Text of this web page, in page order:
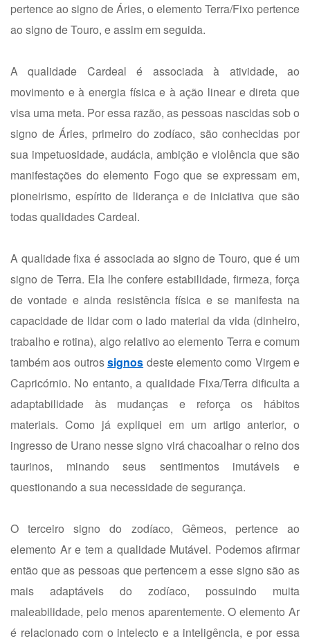
pertence ao signo de Áries, o elemento Terra/Fixo pertence
ao signo de Touro, e assim em seguida.
A qualidade Cardeal é associada à atividade, ao
movimento e à energia física e à ação linear e direta que
visa uma meta. Por essa razão, as pessoas nascidas sob o
signo de Áries, primeiro do zodíaco, são conhecidas por
sua impetuosidade, audácia, ambição e violência que são
manifestações do elemento Fogo que se expressam em,
pioneirismo, espírito de liderança e de iniciativa que são
todas qualidades Cardeal.
A qualidade fixa é associada ao signo de Touro, que é um
signo de Terra. Ela lhe confere estabilidade, firmeza, força
de vontade e ainda resistência física e se manifesta na
capacidade de lidar com o lado material da vida (dinheiro,
trabalho e rotina), algo relativo ao elemento Terra e comum
também aos outrossignos deste elemento como Virgem e
Capricórnio. No entanto, a qualidade Fixa/Terra dificulta a
adaptabilidade às mudanças e reforça os hábitos
materiais. Como já expliquei em um artigo anterior, o
ingresso de Urano nesse signo virá chacoalhar o reino dos
taurinos, minando seus sentimentos imutáveis e
questionando a sua necessidade de segurança.
O terceiro signo do zodíaco, Gêmeos, pertence ao
elemento Ar e tem a qualidade Mutável. Podemos afirmar
então que as pessoas que pertencem a esse signo são as
mais adaptáveis do zodíaco, possuindo muita
maleabilidade, pelo menos aparentemente. O elemento Ar
é relacionado com o intelecto e a inteligência, e por essa